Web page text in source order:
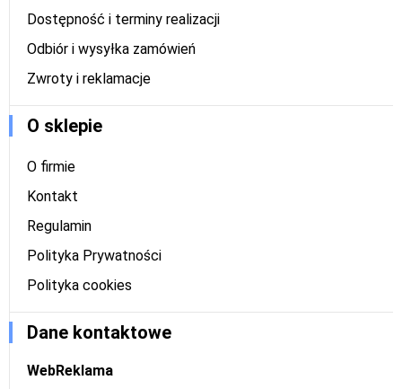
Dostępność i terminy realizacji
Odbiór i wysyłka zamówień
Zwroty i reklamacje
O sklepie
O firmie
Kontakt
Regulamin
Polityka Prywatności
Polityka cookies
Dane kontaktowe
WebReklama